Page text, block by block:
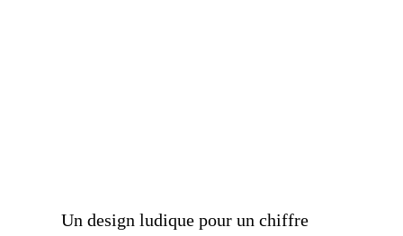
Un design ludique pour un chiffre